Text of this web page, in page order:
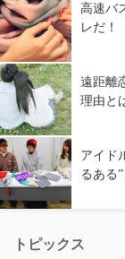
高速バ
レだ！
遠距離
理由と
アイド
るある
トピックス